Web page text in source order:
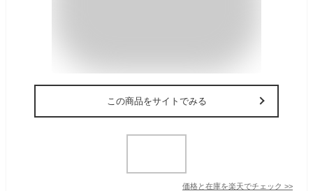
この商品をサイトでみる
価格と在庫を楽天でチェック >>